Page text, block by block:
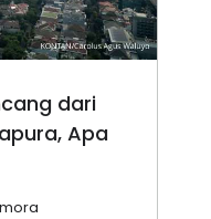
dari
Apa